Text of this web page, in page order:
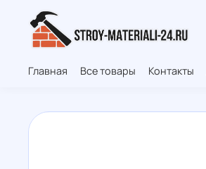
Главная Все товары Контакты